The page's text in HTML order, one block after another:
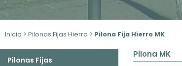
Inicio > Pilonas Fijas Hierro > Pilona Fija Hierro MK
Pilonas Fijas
Pilona MK